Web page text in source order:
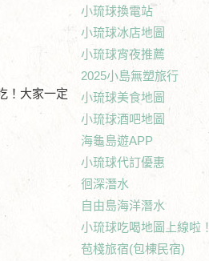
！大家一定
小琉球換電站
小琉球冰店地圖
小琉球宵夜推薦
2025小島無塑旅行
小琉球美食地圖
小琉球酒吧地圖
海龜島遊APP
小琉球代訂優惠
徊深潛水
自由島海洋潛水
小琉球吃喝地圖上線啦！
苞棧旅宿(包棟民宿)